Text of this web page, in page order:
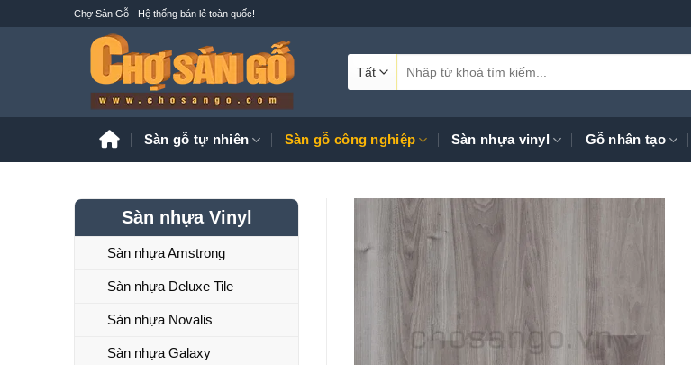
Chợ Sàn Gỗ - Hệ thống bán lẻ toàn quốc!
kiếm:
Sàn gỗ tự nhiên Sàn gỗ công nghiệp Sàn nhựa vinyl Gỗ nhân tạo
Sàn nhựa Vinyl
Sàn nhựa Amstrong
Sàn nhựa Deluxe Tile
Sàn nhựa Novalis
Sàn nhựa Galaxy